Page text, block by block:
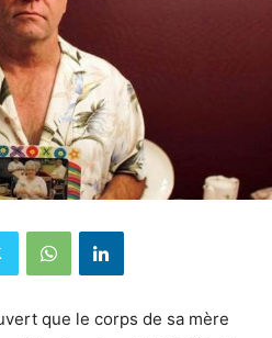
que le corps de sa mère